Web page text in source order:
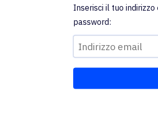
Inserisci il tuo
password: